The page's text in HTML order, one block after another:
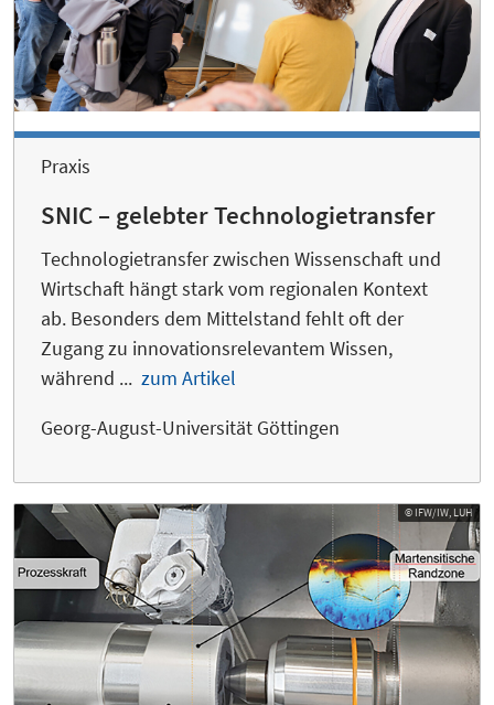
Praxis
SNIC – gelebter Technologietransfer
Technologietransfer zwischen Wissenschaft und
Wirtschaft hängt stark vom regionalen Kontext
ab. Besonders dem Mittelstand fehlt oft der
Zugang zu innovationsrelevantem Wissen,
während ... zum Artikel
Georg-August-Universität Göttingen
© IFW/IW, LUH